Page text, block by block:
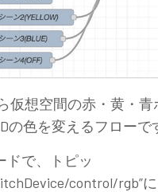
仮想空間の赤・黄・青
の色を変えるフローで
ドで、トピッ
control/rgb”